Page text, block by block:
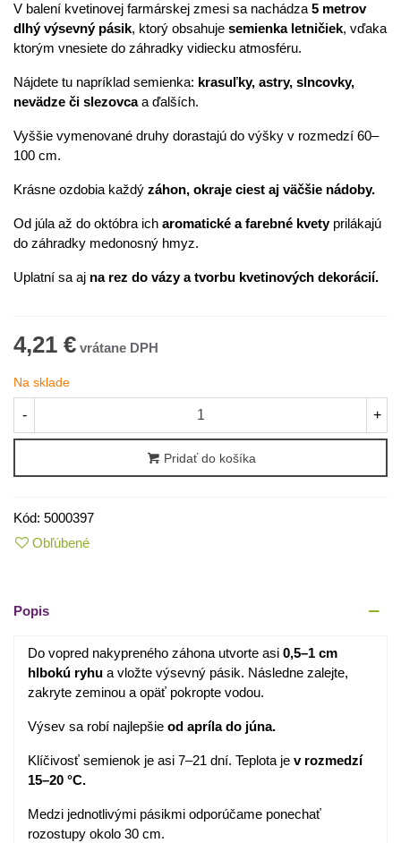
V balení kvetinovej farmárskej zmesi sa nachádza 5 metrov
dlhý výsevný pásik, ktorý obsahuje semienka letničiek, vďaka
ktorým vnesiete do záhradky vidiecku atmosféru.
Nájdete tu napríklad semienka: krasuľky, astry, slncovky,
nevädze či slezovcaa ďalších.
Vyššie vymenované druhy dorastajú do výšky v rozmedzí 60–
100 cm.
Krásne ozdobia každý záhon, okraje ciest aj väčšie nádoby.
Od júla až do októbra ich aromatické a farebné kvetyprilákajú
do záhradky medonosný hmyz.
Uplatní sa aj na rez do vázy a tvorbu kvetinových dekorácií.
4,21 €
Na sklade
- +
Pridať do košíka
Kód: 5000397
Obľúbené
Popis
Do vopred nakypreného záhona utvorte asi 0,5–1 cm
hlbokú ryhu a vložte výsevný pásik. Následne zalejte,
zakryte zeminou a opäť pokropte vodou.
Výsev sa robí najlepšie od apríla do júna.
Klíčivosť semienok je asi 7–21 dní. Teplota je v rozmedzí
15–20 °C.
Medzi jednotlivými pásikmi odporúčame ponechať
rozostupy okolo 30 cm.